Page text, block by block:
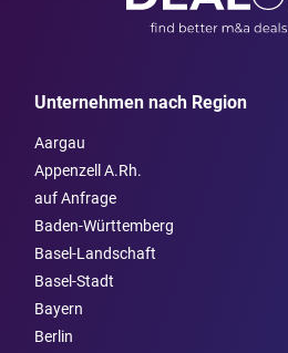
Unternehmen nach Region
Aargau
Appenzell A.Rh.
auf Anfrage
Baden-Württemberg
Basel-Landschaft
Basel-Stadt
Bayern
Berlin